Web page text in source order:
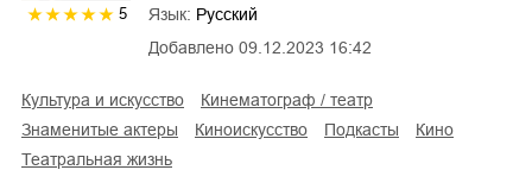
5
Добавлено 09.12.2023 16:42
Язык: Русский
культура и искусство
кинематограф / театр
знаменитые актеры
киноискусство подкасты
кино
театральная жизнь